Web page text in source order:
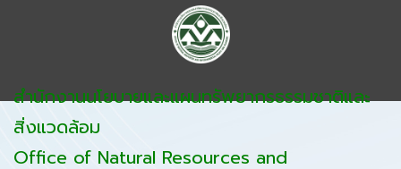
สำนักงานนโยบายและแผนทรัพยากรธรรมชาติและ
สิ่งแวดล้อม
Office of Natural Resources and